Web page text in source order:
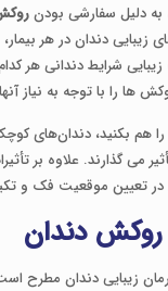
دلیل سفارشی بودن
زیبایی دندان در هر
شرایط دندانی هر کدام
ها را با توجه به نیاز
هم بکنید، دندان‌های
می گذارند. علاوه بر
تعیین موقعیت فک و
روکش دندان
زیبایی دندان مطرح